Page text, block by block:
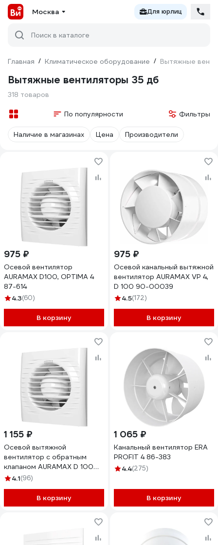
Москва Для юрлиц
Поиск в каталоге
Главная / Климатическое оборудование / Вытяжные
Вытяжные вентиляторы 35 дб
318 товаров
По популярности Фильтры
Наличие в магазинах Цена Производители
975 ₽
Осевой вентилятор
AURAMAX D100, OPTIMA 4
87-614
4.3(60)
В корзину
975 ₽
Осевой канальный вытяжной
вентилятор AURAMAX VP 4,
D 100 90-00039
4.5(172)
В корзину
1 155 ₽
Осевой вытяжной
вентилятор с обратным
клапаном AURAMAX D 100
OPTIMA 4C 88-191
4.1(96)
В корзину
1 065 ₽
Канальный вентилятор ERA
PROFIT 4 86-383
4.4(275)
В корзину